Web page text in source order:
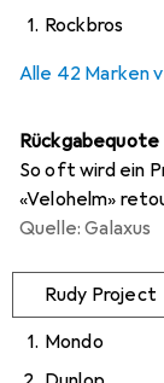
1. Rockbros
Alle 42 Marken
Rückgabequote
So oft wird ein
«Velohelm»
Quelle: Galaxus
Rudy Project
1. Mondo